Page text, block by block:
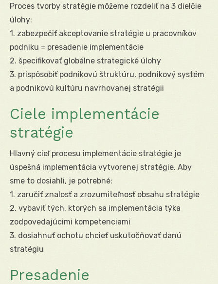
Proces tvorby stratégie môžeme rozdeliť na 3 dielčie
úlohy:
1. zabezpečiť akceptovanie stratégie u pracovníkov
podniku = presadenie implementácie
2. špecifikovať globálne strategické úlohy
3. prispôsobiť podnikovú štruktúru, podnikový systém
a podnikovú kultúru navrhovanej stratégii
Ciele implementácie
stratégie
Hlavný cieľ procesu implementácie stratégie je
úspešná implementácia vytvorenej stratégie. Aby
sme to dosiahli, je potrebné:
1. zaručiť znalosť a zrozumiteľnosť obsahu stratégie
2. vybaviť tých, ktorých sa implementácia týka
zodpovedajúcimi kompetenciami
3. dosiahnuť ochotu chcieť uskutočňovať danú
stratégiu
Presadenie